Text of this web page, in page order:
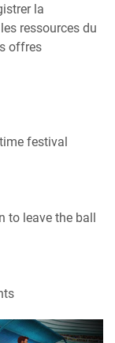
la
ressources du
offres
festival
to leave the ball